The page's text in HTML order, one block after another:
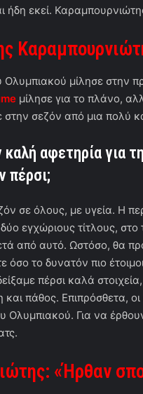
ήδη εκεί.
Ολυμπιακού μίλησε στην
μίλησε για το πλάνο,
σεζόν από μια πολύ
αφετηρία για
πέρσι;
σε όλους, με υγεία. Η
εγχώριους τίτλους,
από αυτό. Ωστόσο, θα
όσο το δυνατόν πιο
πέρσι καλά
πάθος. Επιπρόσθετα,
Ολυμπιακού. Για να
«Ήρθαν